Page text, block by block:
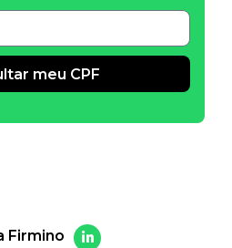
meu CPF
Firmino